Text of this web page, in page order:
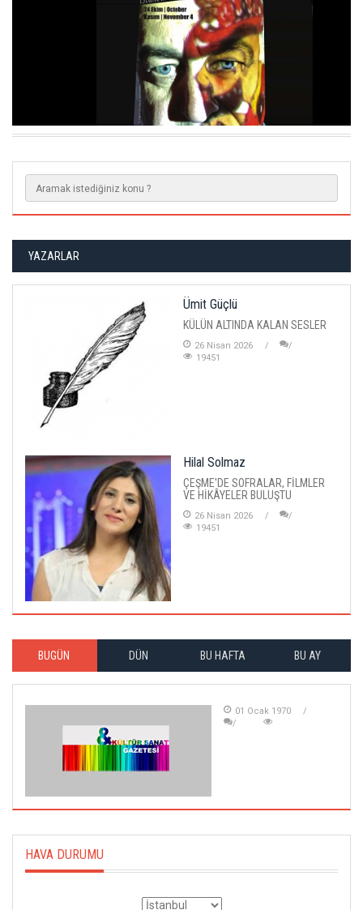
YAZARLAR
Ümit Güçlü
KÜLÜN ALTINDA KALAN SESLER
26 Nisan 2026
19451
Hilal Solmaz
ÇEŞME'DE SOFRALAR, FİLMLER
VE HİKÂYELER BULUŞTU
26 Nisan 2026
19451
BUGÜN DÜN BU HAFTA BU AY
01 Ocak 1970
HAVA DURUMU